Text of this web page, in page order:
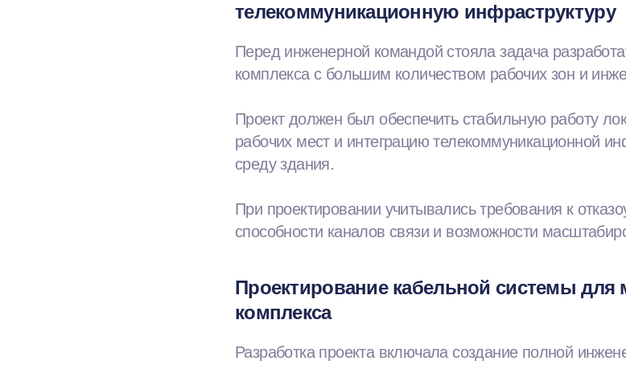
телекоммуникационную инфраструктуру
Перед инженерной командой стояла задача
комплекса с большим количеством рабочих зон и
Проект должен был обеспечить стабильную работу
рабочих мест и интеграцию телекоммуникационной
среду здания.
При проектировании учитывались требования к
способности каналов связи и возможности
Проектирование кабельной системы
комплекса
Разработка проекта включала создание полной